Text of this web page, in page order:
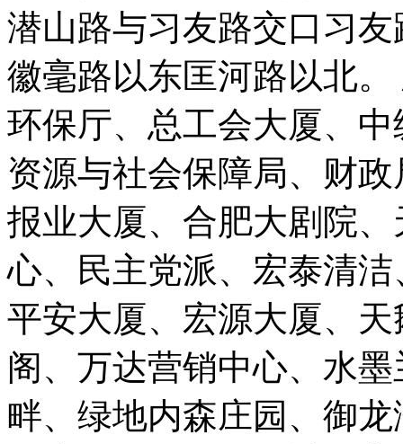
潜山路与习友路交口习
徽毫路以东匡河路以北
环保厅、总工会大厦、
资源与社会保障局、财
报业大厦、合肥大剧院
心、民主党派、宏泰清
平安大厦、宏源大厦、
阁、万达营销中心、水
畔、绿地内森庄园、御